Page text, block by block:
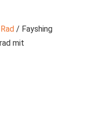
/ Fayshing
mit